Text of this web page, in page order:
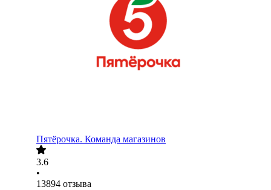
Пятёрочка. Команда магазинов
3.6
•
13894 отзыва